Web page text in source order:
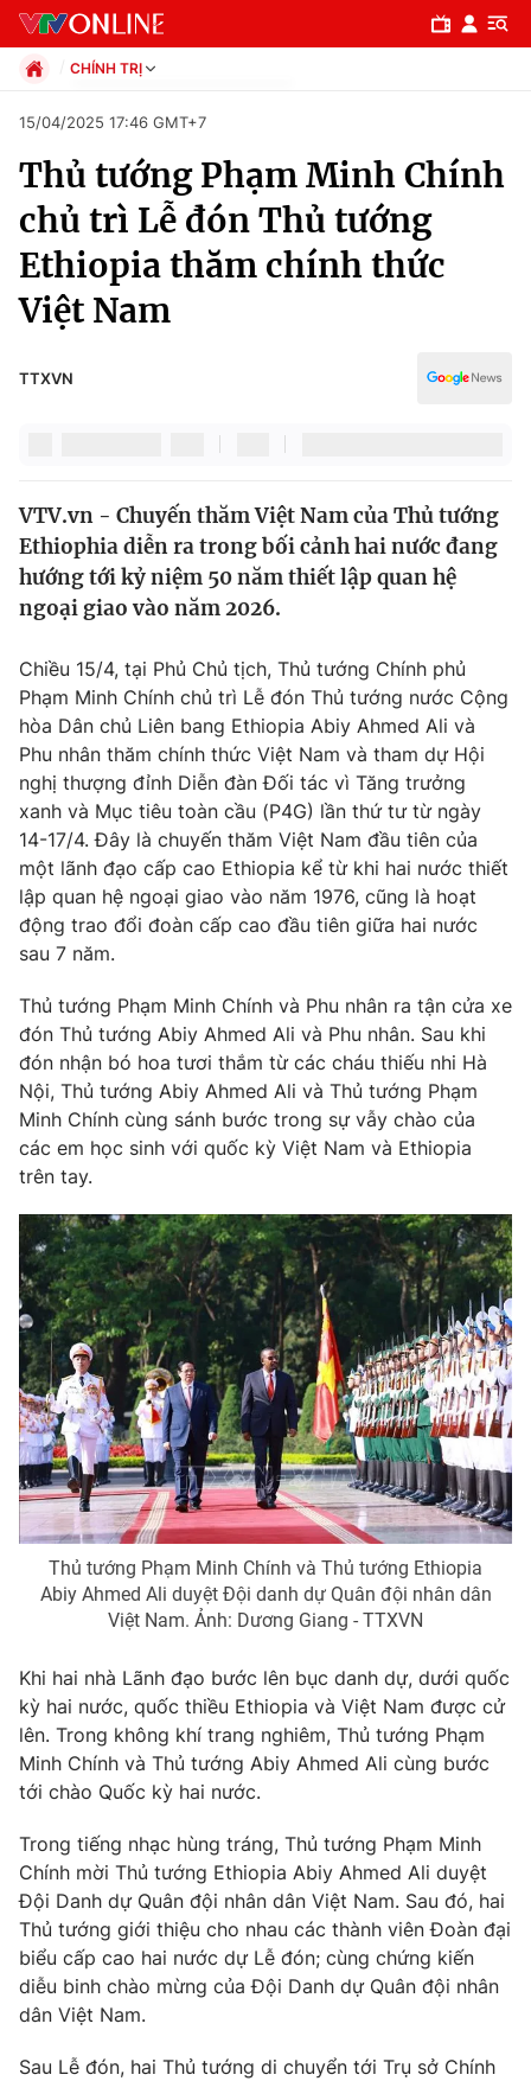
Chuyên mục
Chính trị
Xã hội
Pháp luật
Thế giới
Tin tức
Thế giới đó đây
Câu chuyện quốc tế
Kinh tế
Thị trường
Góc doanh nghiệp
Truyền hình
Phim VTV
Hậu trường
Nhân vật
Khán giả
Giải sao mai
Giải trí
Điện ảnh
Âm nhạc
Sao
Đời sống
Du lịch
Làm đẹp
Chất lượng cuộc sống
Giáo dục
Học trực tuyến
Công nghệ
Hitech Công nghệ tương lai
Sản phẩm
Thị trường
Tư vấn
Giao lưu trực tuyến
Lịch phát sóng
Chuyên mục khác
Emagazine Podcast
Photo Infographic
Video Shorts video
VTV Money VTV Thể thao
VTV Sức khoẻ Bất động sản
Thị trường 24h Tấm lòng Việt
VTV4 Vươn mình bằng AI
VTV9 VTV8
THỜI BÁO VTV
CHÍNH TRỊ
Xã hội
Pháp luật
Thể thao
Truyền hình
Văn hóa - Giải trí
Y tế
15/04/2025 17:46 GMT+7
Thủ tướng Phạm Minh Chính
chủ trì Lễ đón Thủ tướng
Ethiopia thăm chính thức
Việt Nam
TTXVN
VTV.vn - Chuyến thăm Việt Nam của Thủ tướng
Ethiophia diễn ra trong bối cảnh hai nước đang
hướng tới kỷ niệm 50 năm thiết lập quan hệ
ngoại giao vào năm 2026.
Chiều 15/4, tại Phủ Chủ tịch, Thủ tướng Chính phủ
Phạm Minh Chính chủ trì Lễ đón Thủ tướng nước Cộng
hòa Dân chủ Liên bang Ethiopia Abiy Ahmed Ali và
Phu nhân thăm chính thức Việt Nam và tham dự Hội
nghị thượng đỉnh Diễn đàn Đối tác vì Tăng trưởng
xanh và Mục tiêu toàn cầu (P4G) lần thứ tư từ ngày
14-17/4. Đây là chuyến thăm Việt Nam đầu tiên của
một lãnh đạo cấp cao Ethiopia kể từ khi hai nước thiết
lập quan hệ ngoại giao vào năm 1976, cũng là hoạt
động trao đổi đoàn cấp cao đầu tiên giữa hai nước
sau 7 năm.
Thủ tướng Phạm Minh Chính và Phu nhân ra tận cửa xe
đón Thủ tướng Abiy Ahmed Ali và Phu nhân. Sau khi
đón nhận bó hoa tươi thắm từ các cháu thiếu nhi Hà
Nội, Thủ tướng Abiy Ahmed Ali và Thủ tướng Phạm
Minh Chính cùng sánh bước trong sự vẫy chào của
các em học sinh với quốc kỳ Việt Nam và Ethiopia
trên tay.
Thủ tướng Phạm Minh Chính và Thủ tướng Ethiopia
Abiy Ahmed Ali duyệt Đội danh dự Quân đội nhân dân
Việt Nam. Ảnh: Dương Giang - TTXVN
Khi hai nhà Lãnh đạo bước lên bục danh dự, dưới quốc
kỳ hai nước, quốc thiều Ethiopia và Việt Nam được cử
lên. Trong không khí trang nghiêm, Thủ tướng Phạm
Minh Chính và Thủ tướng Abiy Ahmed Ali cùng bước
tới chào Quốc kỳ hai nước.
Trong tiếng nhạc hùng tráng, Thủ tướng Phạm Minh
Chính mời Thủ tướng Ethiopia Abiy Ahmed Ali duyệt
Đội Danh dự Quân đội nhân dân Việt Nam. Sau đó, hai
Thủ tướng giới thiệu cho nhau các thành viên Đoàn đại
biểu cấp cao hai nước dự Lễ đón; cùng chứng kiến
diễu binh chào mừng của Đội Danh dự Quân đội nhân
dân Việt Nam.
Sau Lễ đón, hai Thủ tướng di chuyển tới Trụ sở Chính